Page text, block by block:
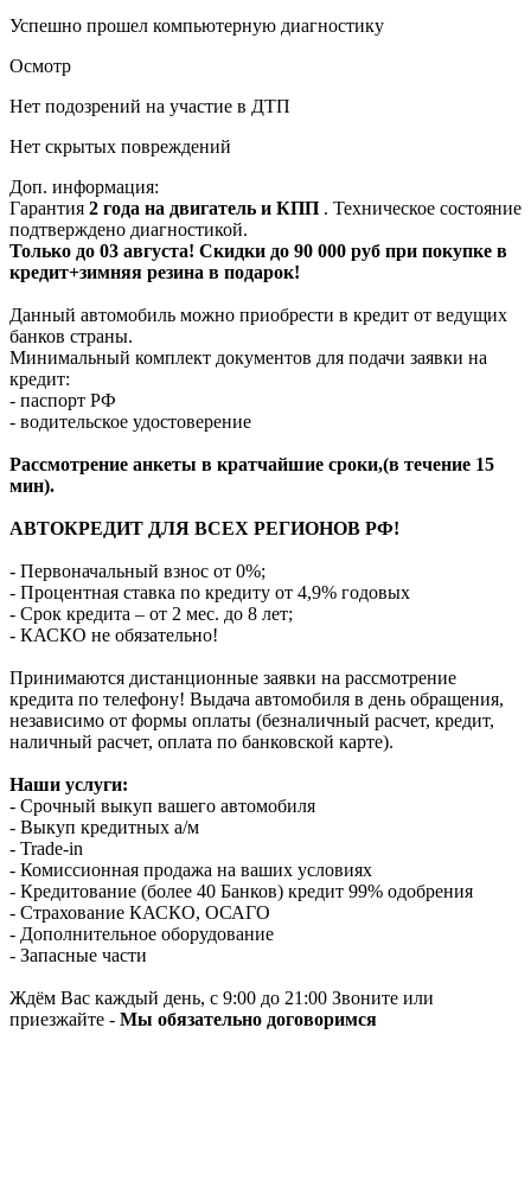
Успешно прошел компьютерную диагностику
Осмотр
Нет подозрений на участие в ДТП
Нет скрытых повреждений
Доп. информация:
Гарантия 2 года на двигатель и КПП . Техническое состояние
подтверждено диагностикой.
Только до 03 августа! Скидки до 90 000 руб при покупке в
кредит+зимняя резина в подарок!
Данный автомобиль можно приобрести в кредит от ведущих
банков страны.
Минимальный комплект документов для подачи заявки на
кредит:
- паспорт РФ
- водительское удостоверение
Рассмотрение анкеты в кратчайшие сроки,(в течение 15
мин).
АВТОКРЕДИТ ДЛЯ ВСЕХ РЕГИОНОВ РФ!
- Первоначальный взнос от 0%;
- Процентная ставка по кредиту от 4,9% годовых
- Срок кредита – от 2 мес. до 8 лет;
- КАСКО не обязательно!
Принимаются дистанционные заявки на рассмотрение
кредита по телефону! Выдача автомобиля в день обращения,
независимо от формы оплаты (безналичный расчет, кредит,
наличный расчет, оплата по банковской карте).
Наши услуги:
- Срочный выкуп вашего автомобиля
- Выкуп кредитных а/м
- Trade-in
- Комиссионная продажа на ваших условиях
- Кредитование (более 40 Банков) кредит 99% одобрения
- Страхование КАСКО, ОСАГО
- Дополнительное оборудование
- Запасные части
Ждём Вас каждый день, с 9:00 до 21:00 Звоните или
приезжайте - Мы обязательно договоримся